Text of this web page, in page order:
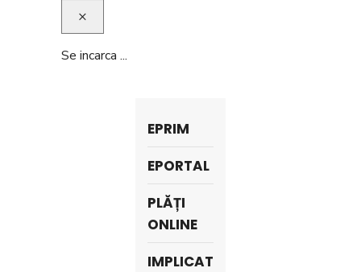
×
Se incarca ...
EPRIM
EPORTAL
PLĂȚI
ONLINE
IMPLICAT